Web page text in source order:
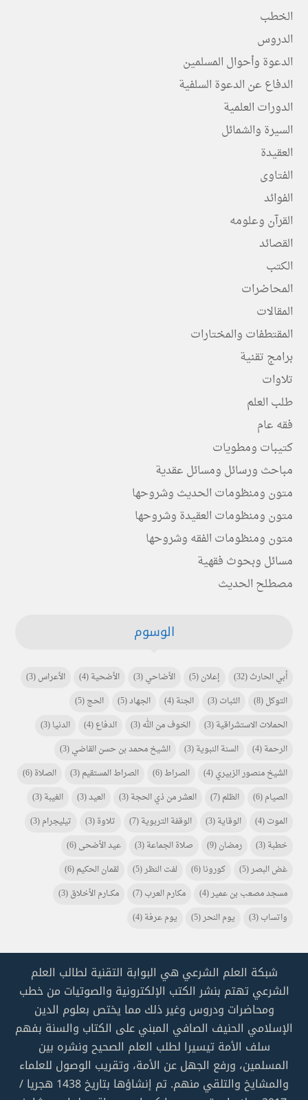
الخطب
الدروس
الدعوة وأحوال المسلمين
الدفاع عن الدعوة السلفية
الدورات العلمية
السيرة والشمائل
العقيدة
الفتاوى
الفوائد
القرآن وعلومه
القصائد
الكتب
المحاضرات
المقالات
المقتطفات والمختارات
برامج تقنية
تلاوات
طلب العلم
فقه عام
كتيبات ومطويات
مباحث ورسائل ومسائل عقدية
متون ومنظومات الحديث وشروحها
متون ومنظومات العقيدة وشروحها
متون ومنظومات الفقه وشروحها
مسائل وبحوث فقهية
مصطلح الحديث
الوسوم
أبي الحارث(32) إعلان(5) الأضاحي(3) الأضحية(4) الأعراس(3)
التوكل(8) الثبات(3) الجنة(4) الجهاد(5) الحج(5)
الحملات الاستشراقية(3) الخوف من الله(3) الدفاع(4) الدنيا(3)
الرحمة(4) السنة النبوية(3) الشيخ محمد بن حسن القاضي(3)
الشيخ منصور الزبيري(4) الصراط(6) الصراط المستقيم(3) الصلاة(6)
الصيام(6) الظلم(7) العشر من ذي الحجة(3) العيد(3) الغيبة(3)
الموت(4) الوقاية(3) الوقفة التربوية(7) تلاوة(3) تيليجرام(3)
خطبة(3) رمضان(9) صلاة الجماعة(3) عيد الأضحى(6)
غض البصر(5) كورونا(6) لفت النظر(5) لقمان الحكيم(6)
مسجد مصعب بن عمير(4) مكارم العرب(7) مكـــارم الأخلاق(3)
واتساب(3) يوم النحر(5) يوم عرفة(4)
شبكة العلم الشرعي هي البوابة التقنية لطالب العلم
الشرعي تهتم بنشر الكتب الإلكترونية والصوتيات من خطب
ومحاضرات ودروس وغير ذلك مما يختص بعلوم الدين
الإسلامي الحنيف الصافي المبني على الكتاب والسنة بفهم
سلف الأمة تيسيرا لطلب العلم الصحيح ونشره بين
المسلمين، ورفع الجهل عن الأمة، وتقريب الوصول للعلماء
والمشايخ والتلقي منهم. تم إنشاؤها بتاريخ 1438 هجريا /